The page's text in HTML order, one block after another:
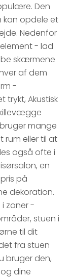
Den
kan opdele et
Nedenfor
- lad
skærmene
af dem
-
trykt, Akustisk
mange
rum eller til at
også ofte i
en
på
dekoration.
zoner -
stuen i
til dit
fra stuen
bruger den,
dine